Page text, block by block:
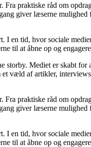
praktiske råd om
giver læserne
I en tid, hvor sociale
til at åbne op og
storby. Mediet er skabt
væld af artikler,
praktiske råd om
giver læserne
I en tid, hvor sociale
til at åbne op og